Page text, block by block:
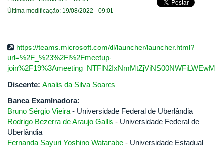
Última modificação: 19/08/2022 - 09:01
https://teams.microsoft.com/dl/launcher/launcher.html?
url=%2F_%23%2Fl%2Fmeetup-
join%2F19%3Ameeting_NTFlN2IxNmMtZjViNS00NWFiLWEwM
Discente: Analis da Silva Soares
Banca Examinadora:
Bruno Sérgio Vieira - Universidade Federal de Uberlândia
Rodrigo Bezerra de Araujo Gallis - Universidade Federal de
Uberlândia
Fernanda Sayuri Yoshino Watanabe - Universidade Estadual